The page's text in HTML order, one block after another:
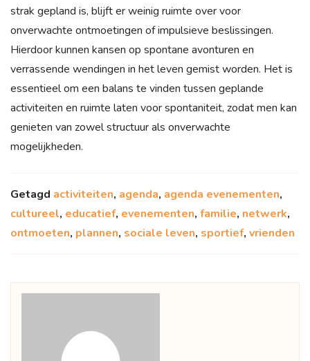
strak gepland is, blijft er weinig ruimte over voor
onverwachte ontmoetingen of impulsieve beslissingen.
Hierdoor kunnen kansen op spontane avonturen en
verrassende wendingen in het leven gemist worden. Het is
essentieel om een balans te vinden tussen geplande
activiteiten en ruimte laten voor spontaniteit, zodat men kan
genieten van zowel structuur als onverwachte
mogelijkheden.
Getagd activiteiten, agenda, agenda evenementen,
cultureel, educatief, evenementen, familie, netwerk,
ontmoeten, plannen, sociale leven, sportief, vrienden